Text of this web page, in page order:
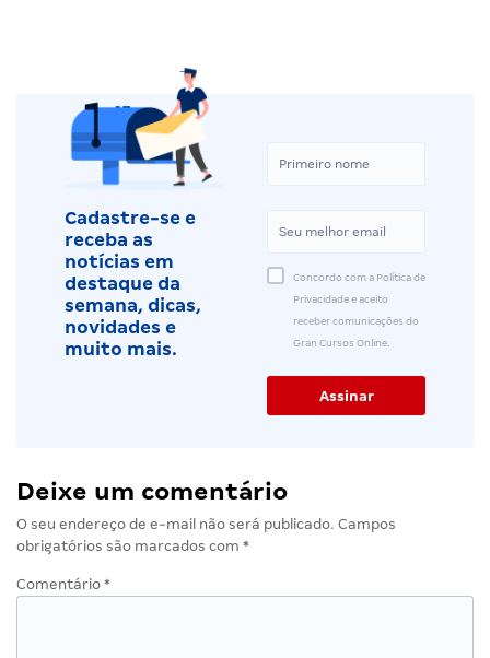
Cadastre-se e
receba as
notícias em
destaque da
semana, dicas,
novidades e
muito mais.
Concordo com a Política de
Privacidade e aceito
receber comunicações do
Gran Cursos Online.
Deixe um comentário
O seu endereço de e-mail não será publicado. Campos
obrigatórios são marcados com *
Comentário *